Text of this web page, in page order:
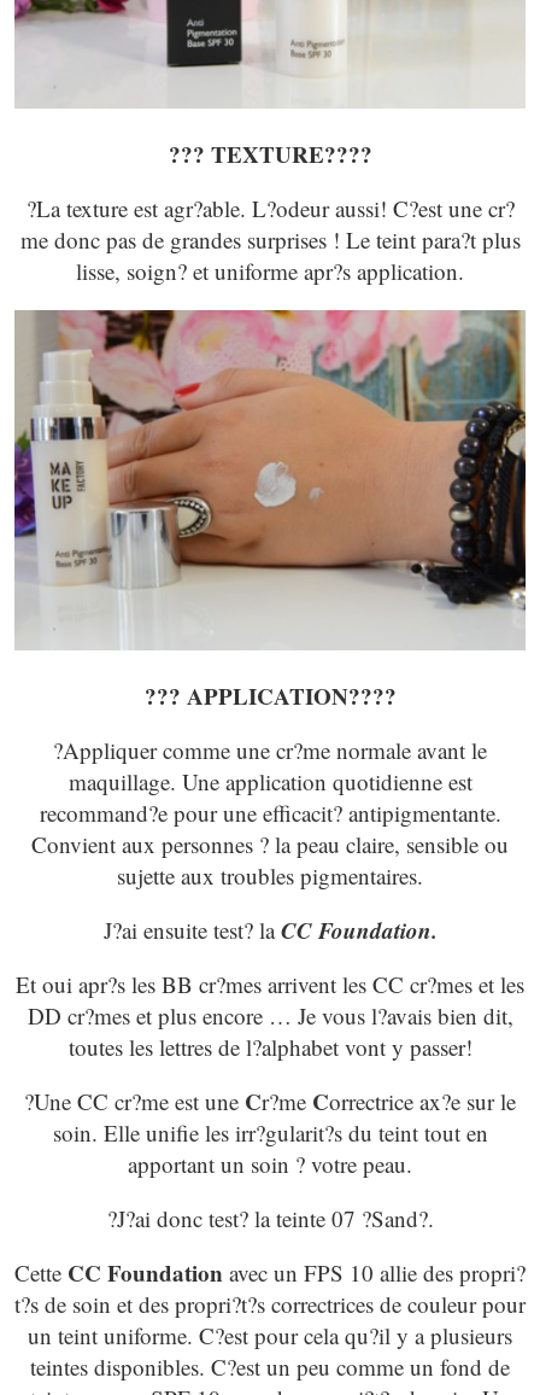
??? TEXTURE????
?La texture est agr?able. L?odeur aussi! C?est une cr?
me donc pas de grandes surprises ! Le teint para?t plus
lisse, soign? et uniforme apr?s application.
??? APPLICATION????
?Appliquer comme une cr?me normale avant le
maquillage. Une application quotidienne est
recommand?e pour une efficacit? antipigmentante.
Convient aux personnes ? la peau claire, sensible ou
sujette aux troubles pigmentaires.
J?ai ensuite test? laCC Foundation.
Et oui apr?s les BB cr?mes arrivent les CC cr?mes et les
DD cr?mes et plus encore … Je vous l?avais bien dit,
toutes les lettres de l?alphabet vont y passer!
?Une CC cr?me est une Cr?me Correctrice ax?e sur le
soin. Elle unifie les irr?gularit?s du teint tout en
apportant un soin ? votre peau.
?J?ai donc test? la teinte 07 ?Sand?.
Cette CC Foundation avec un FPS 10 allie des propri?
t?s de soin et des propri?t?s correctrices de couleur pour
un teint uniforme. C?est pour cela qu?il y a plusieurs
teintes disponibles. C?est un peu comme un fond de